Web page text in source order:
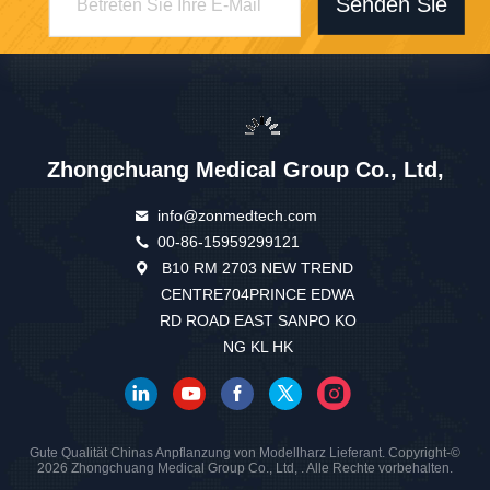
Zhongchuang Medical Group Co., Ltd,
info@zonmedtech.com
00-86-15959299121
B10 RM 2703 NEW TREND
CENTRE704PRINCE EDWA
RD ROAD EAST SANPO KO
NG KL HK
Gute Qualität Chinas Anpflanzung von Modellharz Lieferant. Copyright-©
2026 Zhongchuang Medical Group Co., Ltd, . Alle Rechte vorbehalten.